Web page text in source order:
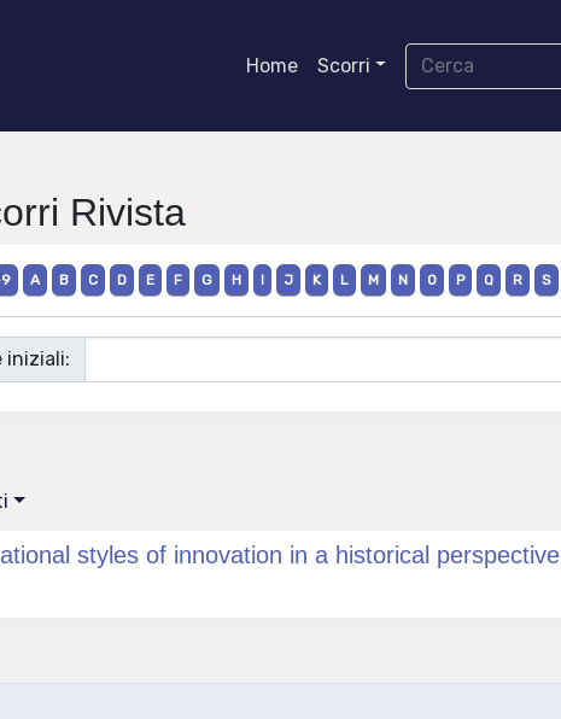
Home Scorri
Rivista
A B C D E F G H I J K L M N O P Q R S
iniziali:
styles of innovation in a historical perspective